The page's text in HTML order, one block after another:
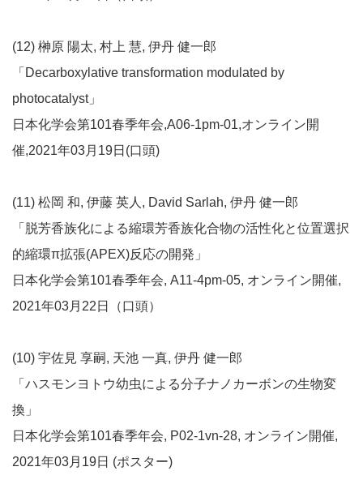
(12) 榊原 陽太, 村上 慧, 伊丹 健一郎
「Decarboxylative transformation modulated by
photocatalyst」
日本化学会第101春季年会,A06-1pm-01,オンライン開
催,2021年03月19日(口頭)
(11) 松岡 和, 伊藤 英人, David Sarlah, 伊丹 健一郎
「脱芳香族化による縮環芳香族化合物の活性化と位置選択
的縮環π拡張(APEX)反応の開発」
日本化学会第101春季年会, A11-4pm-05, オンライン開催,
2021年03月22日（口頭）
(10) 宇佐見 享嗣, 天池 一真, 伊丹 健一郎
「ハスモンヨトウ幼虫による分子ナノカーボンの生物変
換」
日本化学会第101春季年会, P02-1vn-28, オンライン開催,
2021年03月19日 (ポスター)